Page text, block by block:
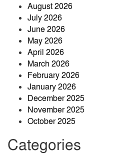
August 2026
July 2026
June 2026
May 2026
April 2026
March 2026
February 2026
January 2026
December 2025
November 2025
October 2025
Categories